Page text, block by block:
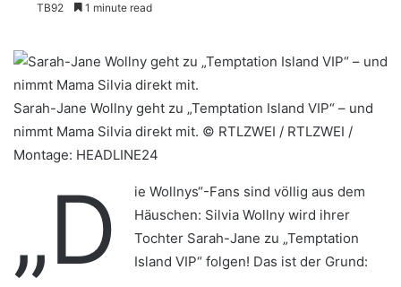
TB92 1 minute read
Sarah-Jane Wollny geht zu „Temptation Island VIP“ – und
nimmt Mama Silvia direkt mit. © RTLZWEI / RTLZWEI /
Montage: HEADLINE24
„D
ie Wollnys“-Fans sind völlig aus dem
Häuschen: Silvia Wollny wird ihrer
Tochter Sarah-Jane zu „Temptation
Island VIP“ folgen! Das ist der Grund: